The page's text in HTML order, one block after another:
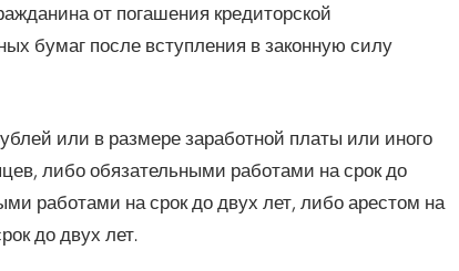
от погашения кредиторской
бумаг после вступления в законную силу
или в размере заработной платы или иного
либо обязательными работами на срок до
работами на срок до двух лет, либо арестом на
до двух лет.